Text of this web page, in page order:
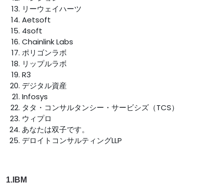
リーウェイハーツ
Aetsoft
4soft
Chainlink Labs
ポリゴンラボ
リップルラボ
R3
デジタル資産
Infosys
タタ・コンサルタンシー・サービシズ（TCS）
ウィプロ
あなたは双子です。
デロイトコンサルティングLLP
1.IBM